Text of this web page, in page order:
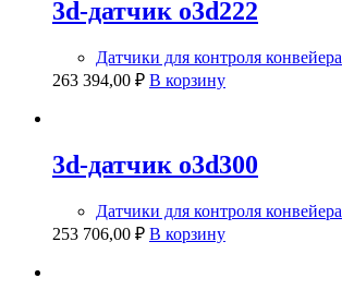
3d-датчик o3d222
Датчики для контроля конвейера
263 394,00 ₽ В корзину
3d-датчик o3d300
Датчики для контроля конвейера
253 706,00 ₽ В корзину